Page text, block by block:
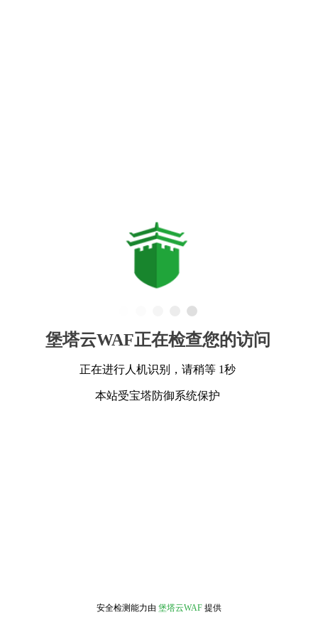
堡塔云WAF正在检查您的访问
正在进行人机识别，请稍等 1秒
本站受宝塔防御系统保护
安全检测能力由 堡塔云WAF 提供